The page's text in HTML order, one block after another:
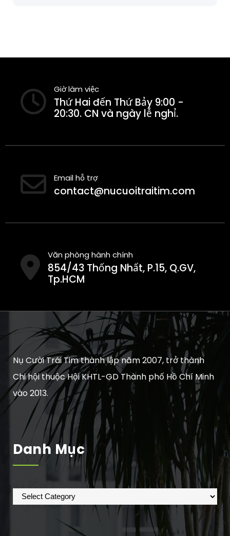
Giờ làm việc
Thứ Hai đến Thứ Bảy 9:00 -
20:30. CN và ngày lễ nghỉ.
Email hỗ trợ
contact@nucuoitraitim.com
Văn phòng hành chính
854/43 Thống Nhất, P.15, Q.GV,
Tp.HCM
Nụ Cười Trái Tim thành lập năm 2007, trở thành
Chi hội thuộc Hội KHTL-GD Thành phố Hồ Chí Minh
vào 2013.
Danh Mục
Danh
mục